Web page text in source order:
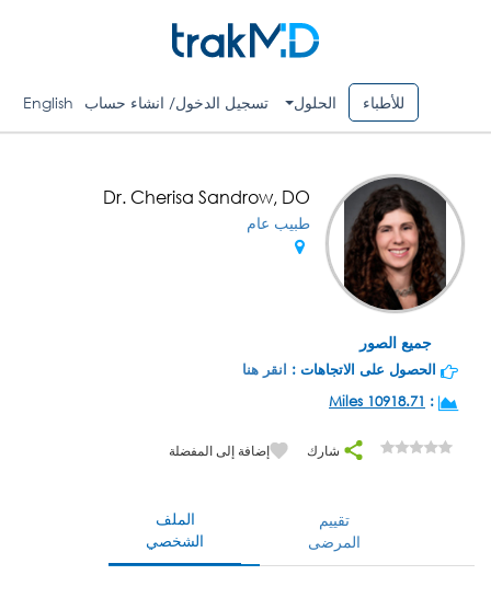
للأطباء الحلول تسجيل الدخول/ انشاء حساب English
جميع الصور
Dr. Cherisa Sandrow, DO
طبيب عام
الحصول على الاتجاهات : انقر هنا
:
10918.71 Miles
شارك إضافة إلى المفضلة
الملف
الشخصي
تقييم
المرضى